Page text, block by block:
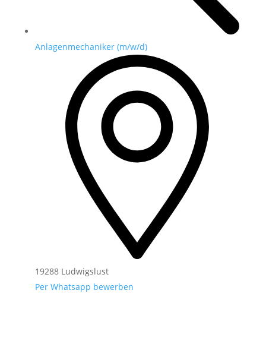
Anlagenmechaniker (m/w/d)
19288 Ludwigslust
Per Whatsapp bewerben